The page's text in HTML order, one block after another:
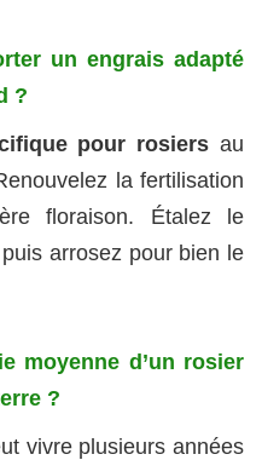
un engrais adapté
?
pour rosiers au
la fertilisation
floraison. Étalez le
arrosez pour bien le
moyenne d’un rosier
?
vivre plusieurs années